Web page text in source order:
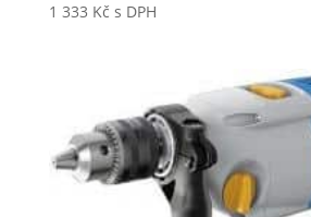
1 333 Kč s DPH